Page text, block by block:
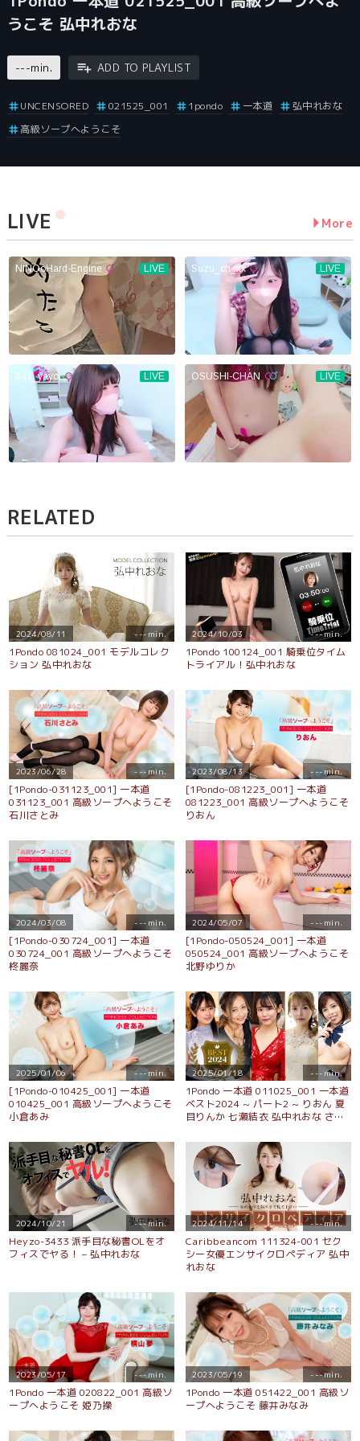
うこそ 弘中れおな
---min. ADD TO PLAYLIST
UNCENSORED 021525_001 1pondo 一本道
弘中れおな
高級ソープへようこそ
LIVE More
RELATED
2024/08/11 ---min.
1Pondo 081024_001 モデルコレク
ション 弘中れおな
2024/10/03 ---min.
1Pondo 100124_001 騎乗位タイム
トライアル！弘中れおな
2023/06/28 ---min.
[1Pondo-031123_001] 一本道
031123_001 高級ソープへようこそ
石川さとみ
2023/08/13 ---min.
[1Pondo-081223_001] 一本道
081223_001 高級ソープへようこそ
りおん
2024/03/08 ---min.
[1Pondo-030724_001] 一本道
030724_001 高級ソープへようこそ
柊麗奈
2024/05/07 ---min.
[1Pondo-050524_001] 一本道
050524_001 高級ソープへようこそ
北野ゆりか
2025/01/06 ---min.
[1Pondo-010425_001] 一本道
010425_001 高級ソープへようこそ
小倉あみ
2025/01/18 ---min.
1Pondo 一本道 011025_001 一本道
ベスト2024 ~ パート2 ~ りおん 夏
目りんか 七瀬結衣 弘中れおな さと
2024/10/21 ---min.
Heyzo-3433 派手目な秘書OLをオ
フィスでヤる！ – 弘中れおな
2024/11/14 ---min.
Caribbeancom 111324-001 セク
シー女優エンサイクロペディア 弘中
れおな
2023/05/17 ---min.
1Pondo 一本道 020822_001 高級ソ
ープへようこそ 姫乃操
2023/05/19 ---min.
1Pondo 一本道 051422_001 高級ソ
ープへようこそ 藤井みなみ